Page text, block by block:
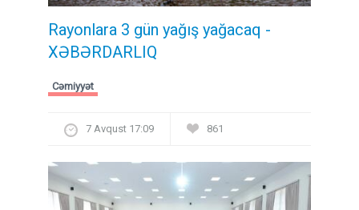
Rayonlara 3 gün yağış yağacaq -
XƏBƏRDARLIQ
Cəmiyyət
7 Avqust 17:09 861